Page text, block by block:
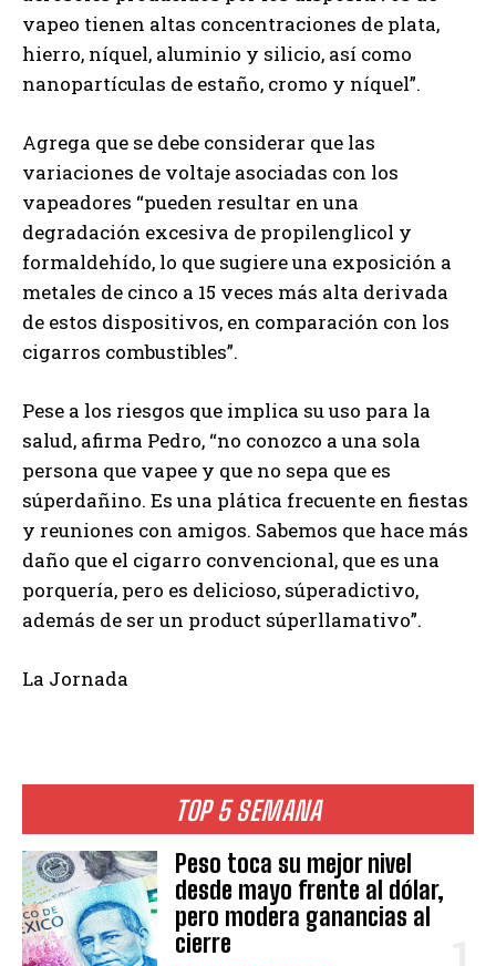
TOP 5 SEMANA
Peso toca su mejor nivel
desde mayo frente al dólar,
pero modera ganancias al
cierre
vapeo tienen altas concentraciones de plata,
hierro, níquel, aluminio y silicio, así como
nanopartículas de estaño, cromo y níquel”.
Agrega que se debe considerar que las
variaciones de voltaje asociadas con los
vapeadores “pueden resultar en una
degradación excesiva de propilenglicol y
formaldehído, lo que sugiere una exposición a
metales de cinco a 15 veces más alta derivada
de estos dispositivos, en comparación con los
cigarros combustibles”.
Pese a los riesgos que implica su uso para la
salud, afirma Pedro, “no conozco a una sola
persona que vapee y que no sepa que es
súperdañino. Es una plática frecuente en fiestas
y reuniones con amigos. Sabemos que hace más
daño que el cigarro convencional, que es una
porquería, pero es delicioso, súperadictivo,
además de ser un product súperllamativo”.
La Jornada